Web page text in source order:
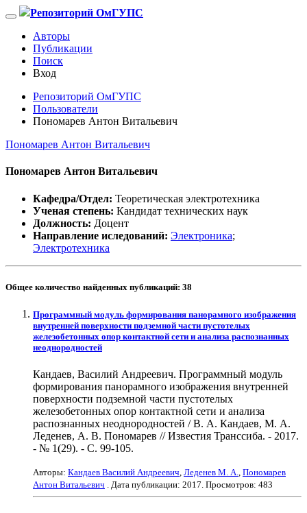
Репозиторий ОмГУПС
Авторы
Публикации
Поиск
Вход
Репозиторий ОмГУПС
Пользователи
Пономарев Антон Витальевич
Пономарев Антон Витальевич
Пономарев Антон Витальевич
Кафедра/Отдел: Теоретическая электротехника
Ученая степень: Кандидат технических наук
Должность: Доцент
Направление иследований: Электроника;
Электротехника
Общее количество найденных публикаций: 38
Программный модуль формирования панорамного изображения
внутренней поверхности подземной части пустотелых
железобетонных опор контактной сети и анализа распознанных
неоднородностей
Кандаев, Василий Андреевич. Программный модуль
формирования панорамного изображения внутренней
поверхности подземной части пустотелых
железобетонных опор контактной сети и анализа
распознанных неоднородностей / В. А. Кандаев, М. А.
Леденев, А. В. Пономарев // Известия Транссиба. - 2017.
- № 1(29). - С. 99-105.
Авторы: Кандаев Василий Андреевич, Леденев М. А., Пономарев
Антон Витальевич . Дата публикации: 2017. Просмотров: 483